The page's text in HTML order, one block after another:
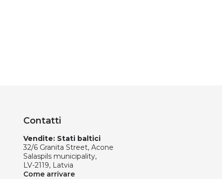
Contatti
Vendite: Stati baltici
32/6 Granita Street, Acone
Salaspils municipality,
LV-2119, Latvia
Come arrivare